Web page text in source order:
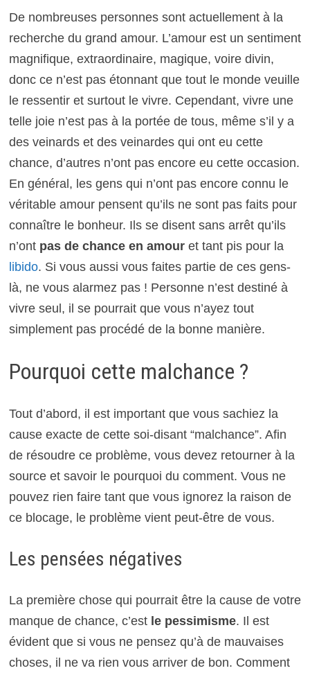
De nombreuses personnes sont actuellement à la
recherche du grand amour. L’amour est un sentiment
magnifique, extraordinaire, magique, voire divin,
donc ce n’est pas étonnant que tout le monde veuille
le ressentir et surtout le vivre. Cependant, vivre une
telle joie n’est pas à la portée de tous, même s’il y a
des veinards et des veinardes qui ont eu cette
chance, d’autres n’ont pas encore eu cette occasion.
En général, les gens qui n’ont pas encore connu le
véritable amour pensent qu’ils ne sont pas faits pour
connaître le bonheur. Ils se disent sans arrêt qu’ils
n’ont pas de chance en amouret tant pis pour la
libido. Si vous aussi vous faites partie de ces gens-
là, ne vous alarmez pas ! Personne n’est destiné à
vivre seul, il se pourrait que vous n’ayez tout
simplement pas procédé de la bonne manière.
Pourquoi cette malchance ?
Tout d’abord, il est important que vous sachiez la
cause exacte de cette soi-disant “malchance”. Afin
de résoudre ce problème, vous devez retourner à la
source et savoir le pourquoi du comment. Vous ne
pouvez rien faire tant que vous ignorez la raison de
ce blocage, le problème vient peut-être de vous.
Les pensées négatives
La première chose qui pourrait être la cause de votre
manque de chance, c’est le pessimisme. Il est
évident que si vous ne pensez qu’à de mauvaises
choses, il ne va rien vous arriver de bon. Comment